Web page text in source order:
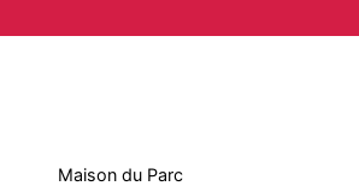
Maison du Parc